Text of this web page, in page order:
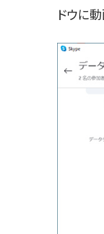
ドウに